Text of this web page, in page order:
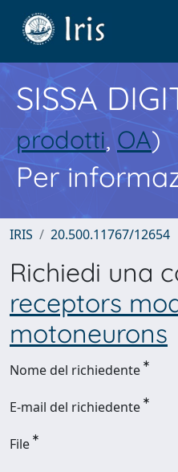
SISSA
prodotti, OA)
Per
IRIS 20.500.11767/12654
Richiedi una
receptors
motoneurons
Nome del richiedente
E-mail del richiedente
File